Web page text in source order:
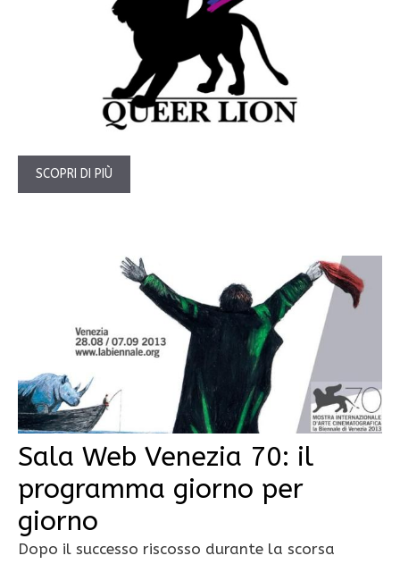
SCOPRI DI PIÙ
Sala Web Venezia 70: il
programma giorno per
giorno
Dopo il successo riscosso durante la scorsa